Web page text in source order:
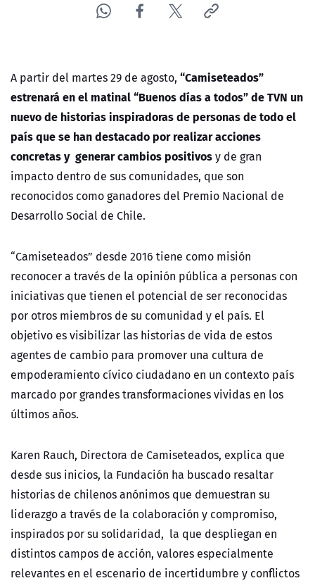
A partir del martes 29 de agosto, “Camiseteados”
estrenará en el matinal “Buenos días a todos” de TVN un
nuevo de historias inspiradoras de personas de todo el
país que se han destacado por realizar acciones
concretas y generar cambios positivosy de gran
impacto dentro de sus comunidades, que son
reconocidos como ganadores del Premio Nacional de
Desarrollo Social de Chile.
“Camiseteados” desde 2016 tiene como misión
reconocer a través de la opinión pública a personas con
iniciativas que tienen el potencial de ser reconocidas
por otros miembros de su comunidad y el país. El
objetivo es visibilizar las historias de vida de estos
agentes de cambio para promover una cultura de
empoderamiento cívico ciudadano en un contexto país
marcado por grandes transformaciones vividas en los
últimos años.
Karen Rauch, Directora de Camiseteados, explica que
desde sus inicios, la Fundación ha buscado resaltar
historias de chilenos anónimos que demuestran su
liderazgo a través de la colaboración y compromiso,
inspirados por su solidaridad, la que despliegan en
distintos campos de acción, valores especialmente
relevantes en el escenario de incertidumbre y conflictos